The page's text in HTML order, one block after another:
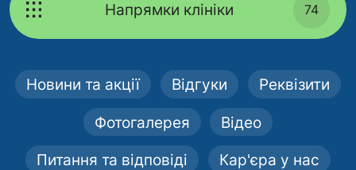
Напрямки клініки 74
Новини та акції Відгуки Реквізити
Фотогалерея Відео
Питання та відповіді Кар'єра у нас